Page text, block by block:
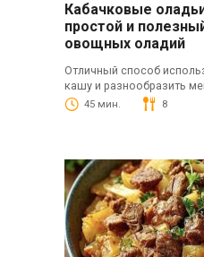
Кабачковые
простой и
овощных оладий
Отличный способ
кашу и разнообразить
45 мин. 8